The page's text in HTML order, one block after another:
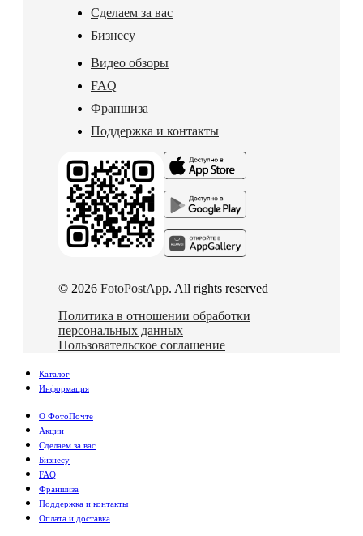
Сделаем за вас
Бизнесу
Видео обзоры
FAQ
Франшиза
Поддержка и контакты
© 2026 FotoPostApp. All rights reserved
Политика в отношении обработки
персональных данных
Пользовательское соглашение
Каталог
Информация
О ФотоПочте
Акции
Сделаем за вас
Бизнесу
FAQ
Франшиза
Поддержка и контакты
Оплата и доставка